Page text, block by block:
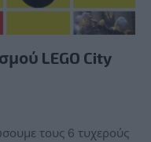
LEGO City
τους 6 τυχερούς